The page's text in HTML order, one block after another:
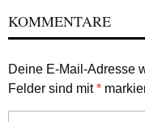
KOMMENTARE
Deine E-Mail-Adresse
Felder sind mit*